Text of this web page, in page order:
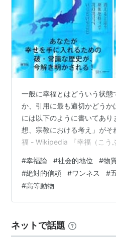
一般に幸福とはどういう状態
か、引用に最も適切かどう
には以下のように書いてあ
想、宗教における考え」が
福 - Wikipedia 『幸福（こう
と[1]。幸せ（しあわせ）とも
あるための方法に深い関心を
の考察や、幸福であるために
きであるか、その方法論を
#幸福論 #社会的地位 #物
#絶対的信頼 #ワンネス #
#高等動物
ネットで話題